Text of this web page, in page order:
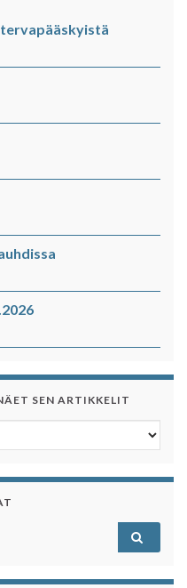
SEN ARTIKKELIT
sen artikkelit